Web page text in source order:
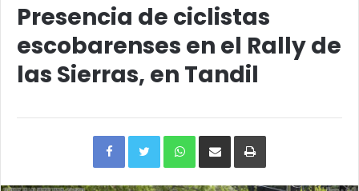
Presencia de ciclistas
escobarenses en el Rally de
las Sierras, en Tandil
FacebookTwitterWhatsAppCompartirImprimir